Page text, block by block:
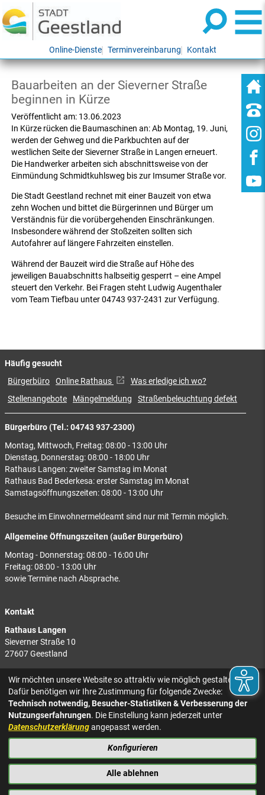
Online-Dienste Terminvereinbarung Kontakt
Bauarbeiten an der Sieverner Straße
beginnen in Kürze
Veröffentlicht am: 13.06.2023
In Kürze rücken die Baumaschinen an: Ab Montag, 19. Juni,
werden der Gehweg und die Parkbuchten auf der
westlichen Seite der Sieverner Straße in Langen erneuert.
Die Handwerker arbeiten sich abschnittsweise von der
Einmündung Schmidtkuhlsweg bis zur Imsumer Straße vor.
Die Stadt Geestland rechnet mit einer Bauzeit von etwa
zehn Wochen und bittet die Bürgerinnen und Bürger um
Verständnis für die vorübergehenden Einschränkungen.
Insbesondere während der Stoßzeiten sollten sich
Autofahrer auf längere Fahrzeiten einstellen.
Während der Bauzeit wird die Straße auf Höhe des
jeweiligen Bauabschnitts halbseitig gesperrt – eine Ampel
steuert den Verkehr. Bei Fragen steht Ludwig Augenthaler
vom Team Tiefbau unter 04743 937-2431 zur Verfügung.
Bürgerbüro (Tel.: 04743 937-2300)
Montag, Mittwoch, Freitag: 08:00 - 13:00 Uhr
Dienstag, Donnerstag: 08:00 - 18:00 Uhr
Rathaus Langen: zweiter Samstag im Monat
Rathaus Bad Bederkesa: erster Samstag im Monat
Samstagsöffnungszeiten: 08:00 - 13:00 Uhr
Besuche im Einwohnermeldeamt sind nur mit Termin möglich.
Allgemeine Öffnungszeiten (außer Bürgerbüro)
Montag - Donnerstag: 08:00 - 16:00 Uhr
Freitag: 08:00 - 13:00 Uhr
sowie Termine nach Absprache.
Kontakt
Rathaus Langen
Sieverner Straße 10
27607 Geestland
Rathaus Bad Bederkesa
Am Markt 8
27624 Geestland
Tel.: 04743 937-2300
Häufig gesucht
Bürgerbüro Online Rathaus
Was erledige ich wo?
Stellenangebote
Mängelmeldung Straßenbeleuchtung defekt
KONTAKT
IMPRESSUM
BARRIEREFREIHEIT
NACH OBEN
Wir möchten unsere Website so attraktiv wie möglich gestalten.
Dafür benötigen wir Ihre Zustimmung für folgende Zwecke:
Technisch notwendig, Besucher-Statistiken & Verbesserung der
Nutzungserfahrungen. Die Einstellung kann jederzeit unter
Datenschutzerklärungangepasst werden.
Konfigurieren
Alle ablehnen